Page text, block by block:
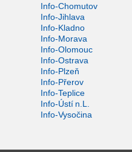
Info-Chomutov
Info-Jihlava
Info-Kladno
Info-Morava
Info-Olomouc
Info-Ostrava
Info-Plzeň
Info-Přerov
Info-Teplice
Info-Ústí n.L.
Info-Vysočina